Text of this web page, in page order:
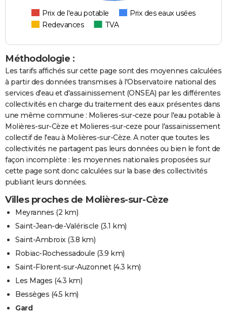
Prix de l'eau potable
Prix des eaux usées
Redevances
TVA
Méthodologie :
Les tarifs affichés sur cette page sont des moyennes calculées
à partir des données transmises à l'Observatoire national des
services d'eau et d'assainissement (ONSEA) par les différentes
collectivités en charge du traitement des eaux présentes dans
une même commune : Molieres-sur-ceze pour l'eau potable à
Molières-sur-Cèze et Molieres-sur-ceze pour l'assainissement
collectif de l'eau à Molières-sur-Cèze. A noter que toutes les
collectivités ne partagent pas leurs données ou bien le font de
façon incomplète : les moyennes nationales proposées sur
cette page sont donc calculées sur la base des collectivités
publiant leurs données.
Villes proches de Molières-sur-Cèze
Meyrannes (2 km)
Saint-Jean-de-Valériscle (3.1 km)
Saint-Ambroix(3.8 km)
Robiac-Rochessadoule (3.9 km)
Saint-Florent-sur-Auzonnet(4.3 km)
Les Mages (4.3 km)
Bessèges (4.5 km)
Gard